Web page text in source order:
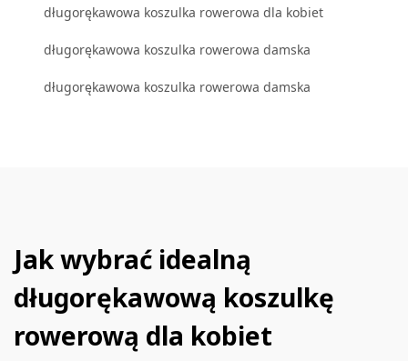
długorękawowa koszulka rowerowa dla kobiet
długorękawowa koszulka rowerowa damska
długorękawowa koszulka rowerowa damska
Jak wybrać idealną
długorękawową koszulkę
rowerową dla kobiet